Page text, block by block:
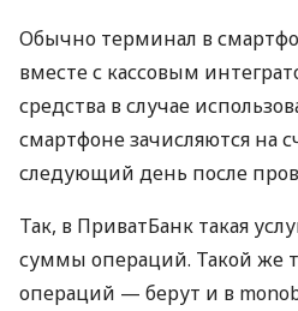
Обычно терминал в
вместе с кассовым
средства в случае
смартфоне зачисляются на
следующий день после
Так, в ПриватБанк такая
суммы операций. Такой же
операций — берут и в